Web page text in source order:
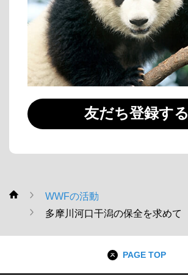
友だち登録する
WWF
WWFの活動
多摩川河口干潟の保全を求めて
PAGE TOP